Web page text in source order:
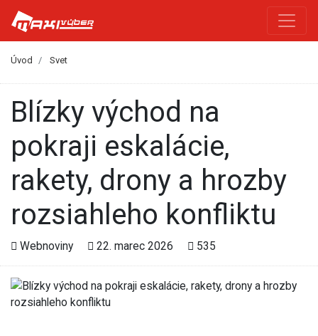
Úvod Svet
Blízky východ na
pokraji eskalácie,
rakety, drony a hrozby
rozsiahleho konfliktu
Webnoviny 22. marec 2026 535